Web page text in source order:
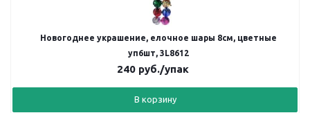
Новогоднее украшение, елочное шары 8см, цветные
уп6шт, 3L8612
240руб./упак
В корзину